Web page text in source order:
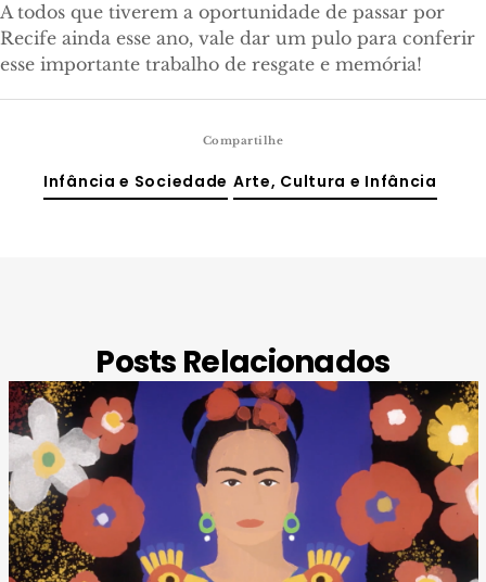
A todos que tiverem a oportunidade de passar por
Recife ainda esse ano, vale dar um pulo para conferir
esse importante trabalho de resgate e memória!
Compartilhe
Infância e Sociedade Arte, Cultura e Infância
Posts Relacionados